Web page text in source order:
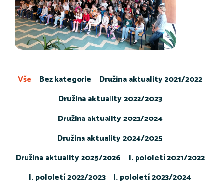
Bez kategorie
Družina aktuality 2021/2022
Družina aktuality 2022/2023
Družina aktuality 2023/2024
Družina aktuality 2024/2025
Družina aktuality 2025/2026
I. pololetí 2021/2022
I. pololetí 2022/2023
I. pololetí 2023/2024
Vše